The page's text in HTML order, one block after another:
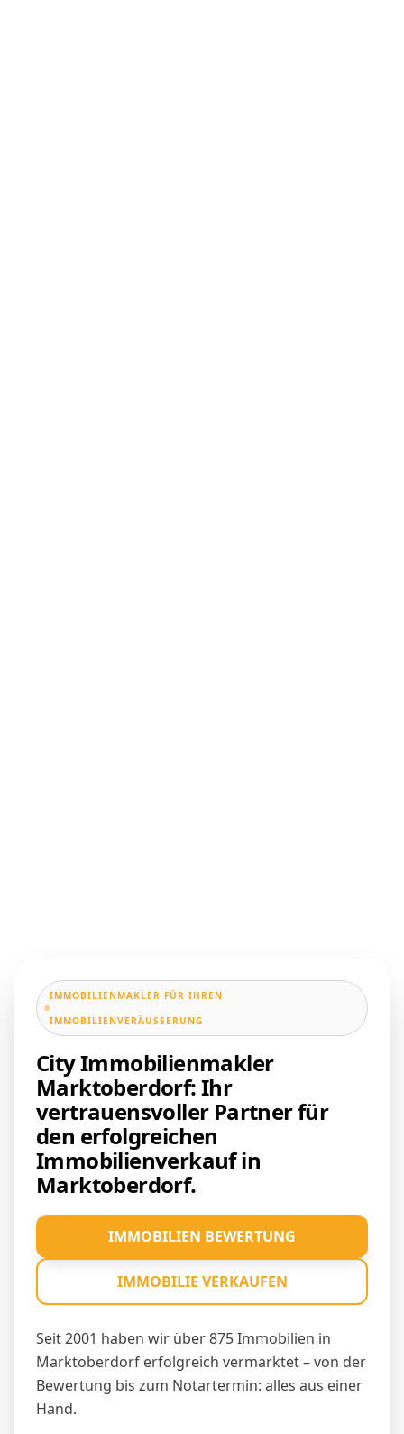
IMMOBILIENMAKLER FÜR IHREN
IMMOBILIENVERÄUSSERUNG
City Immobilienmakler
Marktoberdorf: Ihr
vertrauensvoller Partner für
den erfolgreichen
Immobilienverkauf in
Marktoberdorf.
Seit 2001 haben wir über 875 Immobilien in
Marktoberdorf erfolgreich vermarktet – von der
Bewertung bis zum Notartermin: alles aus einer
Hand.
IMMOBILIEN BEWERTUNG
IMMOBILIE VERKAUFEN